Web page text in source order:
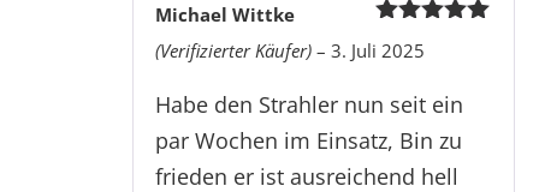
Bewertet
mit5
Michael Wittke
(Verifizierter Käufer) – 3. Juli 2025
Habe den Strahler nun seit ein
par Wochen im Einsatz, Bin zu
frieden er ist ausreichend hell